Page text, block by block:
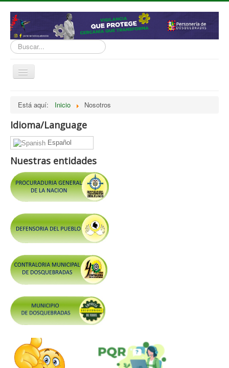
Buscar...
Cambiar
Presupuesto
Politicas, Planes, Proyectos
Tramites y Servicios
Contratación
Servicio Información
Control y Rendición de Cuentas
Grupos De Interés
Gestión Seguridad y Salud en el Trabajo
Correo
Conciliación y Daño Antijurídico
Veedurias
Código de Integridad
Está aquí: Inicio Nosotros
Idioma/Language
Español
Nuestras entidades